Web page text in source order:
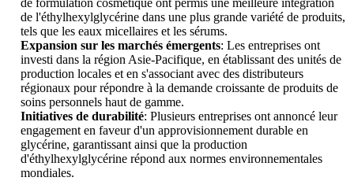
de formulation cosmétique ont permis une meilleure intégration
de l'éthylhexylglycérine dans une plus grande variété de produits,
tels que les eaux micellaires et les sérums.
Expansion sur les marchés émergents: Les entreprises ont
investi dans la région Asie-Pacifique, en établissant des unités de
production locales et en s'associant avec des distributeurs
régionaux pour répondre à la demande croissante de produits de
soins personnels haut de gamme.
Initiatives de durabilité: Plusieurs entreprises ont annoncé leur
engagement en faveur d'un approvisionnement durable en
glycérine, garantissant ainsi que la production
d'éthylhexylglycérine répond aux normes environnementales
mondiales.